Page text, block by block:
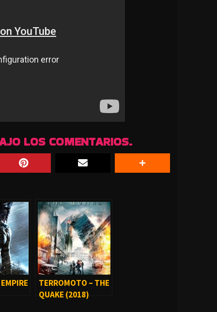
LOS COMENTARIOS.
TERROMOTO – THE
QUAKE (2018)